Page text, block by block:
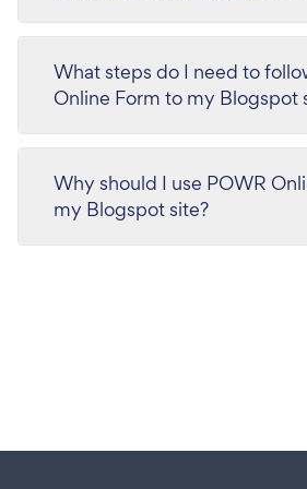
What steps do I need to
Online Form to my Blogspot
Why should I use POWR
my Blogspot site?